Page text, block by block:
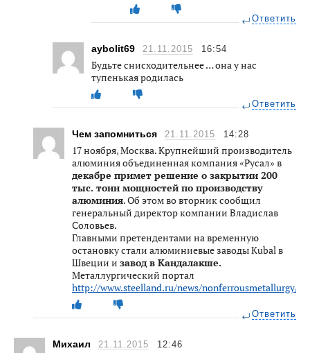
Ответить
aybolit69 21.11.2015 16:54
Будьте снисходительнее … она у нас
тупенькая родилась
Ответить
Чем запомниться 21.11.2015 14:28
17 ноября, Москва. Крупнейший производитель
алюминия объединенная компания «Русал» в
декабре примет решение о закрытии 200
тыс. тонн мощностей по производству
алюминия. Об этом во вторник сообщил
генеральный директор компании Владислав
Соловьев.
Главными претендентами на временную
остановку стали алюминиевые заводы Kubal в
Швеции и завод в Кандалакше.
Металлургический портал
http://www.steelland.ru/news/nonferrousmetallurgy/
Ответить
Михаил 21.11.2015 12:46